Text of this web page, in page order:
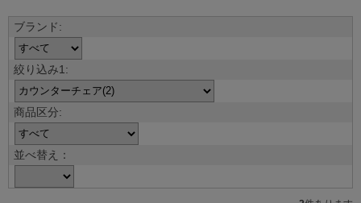
並べ替え：